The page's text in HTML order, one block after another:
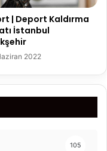
| Deport Kaldırma
İstanbul
2022
105